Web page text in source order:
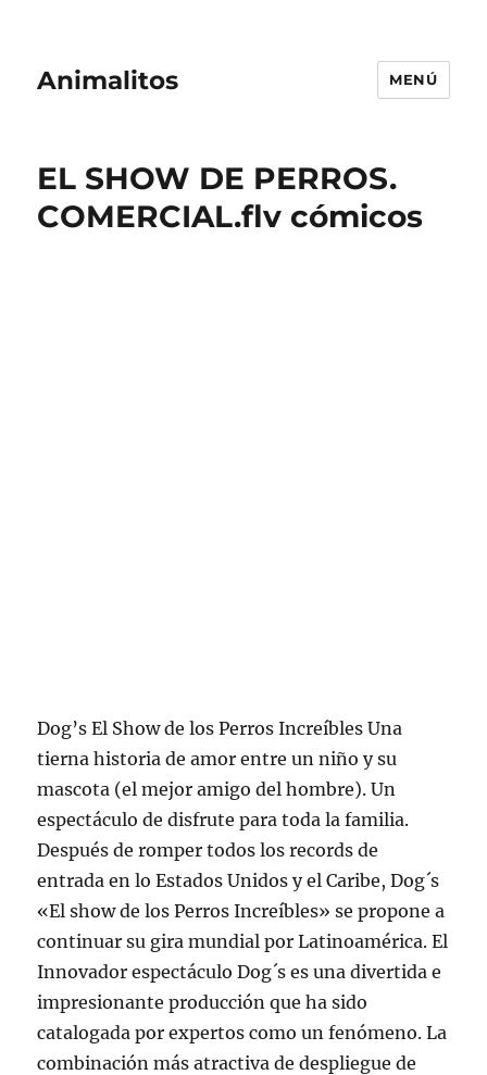
Animalitos MENÚ
EL SHOW DE PERROS.
COMERCIAL.flv cómicos
Dog’s El Show de los Perros Increíbles Una
tierna historia de amor entre un niño y su
mascota (el mejor amigo del hombre). Un
espectáculo de disfrute para toda la familia.
Después de romper todos los records de
entrada en lo Estados Unidos y el Caribe, Dog´s
«El show de los Perros Increíbles» se propone a
continuar su gira mundial por Latinoamérica. El
Innovador espectáculo Dog´s es una divertida e
impresionante producción que ha sido
catalogada por expertos como un fenómeno. La
combinación más atractiva de despliegue de